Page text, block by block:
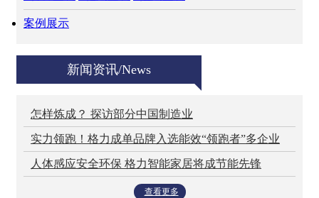
案例展示
新闻资讯/News
怎样炼成？ 探访部分中国制造业
实力领跑！格力成单品牌入选能效“领跑者”多企业
人体感应安全环保 格力智能家居将成节能先锋
查看更多